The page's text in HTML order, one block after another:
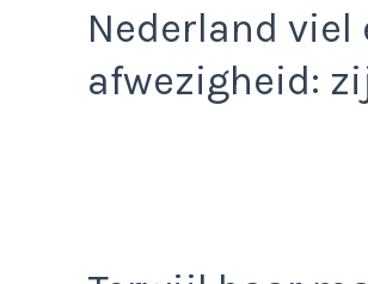
Nederland
afwezigheid: